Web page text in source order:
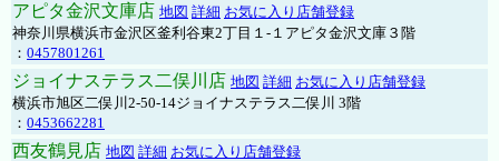
アピタ金沢文庫店 地図 詳細 お気に入り店舗登録
神奈川県横浜市金沢区釜利谷東2丁目１-１アピタ金沢文庫３階
： 0457801261
ジョイナステラス二俣川店 地図 詳細 お気に入り店舗登録
横浜市旭区二俣川2-50-14ジョイナステラス二俣川 3階
： 0453662281
西友鶴見店 地図 詳細 お気に入り店舗登録